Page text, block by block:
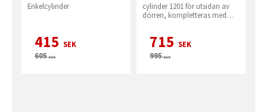
Enkelcylinder
415 SEK
605SEK
cylinder 1201 för utsidan av
dörren, kompletteras med
715 SEK
995SEK